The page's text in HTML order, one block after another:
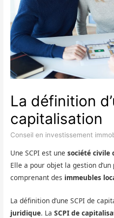
La définition
capitalisation
Conseil en investissement
Une SCPI est unesociété civile
Elle a pour objet la gestion d’un
comprenant des immeubles
La définition d’une SCPI de
juridique. LaSCPI de